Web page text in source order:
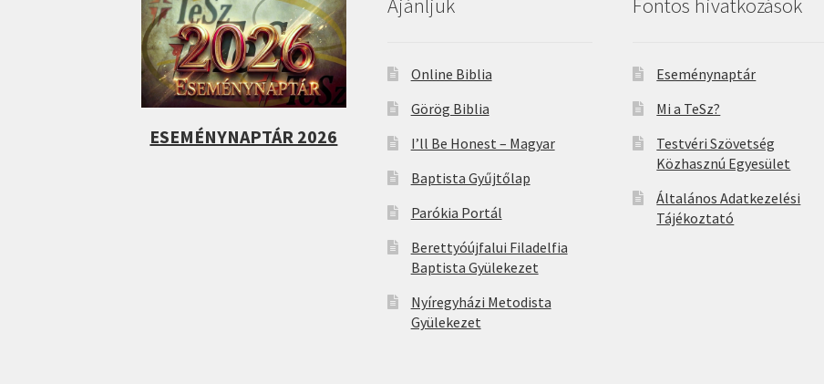
ESEMÉNYNAPTÁR 2026
Ajánljuk
Online Biblia
Görög Biblia
I’ll Be Honest – Magyar
Baptista Gyűjtőlap
Parókia Portál
Berettyóújfalui Filadelfia
Baptista Gyülekezet
Nyíregyházi Metodista
Gyülekezet
Fontos hivatkozások
Eseménynaptár
Mi a TeSz?
Testvéri Szövetség
Közhasznú Egyesület
Általános Adatkezelési
Tájékoztató